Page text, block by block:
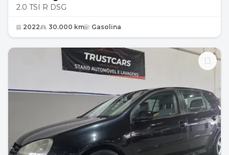
2.0 TSI R DSG
2022 30.000 km Gasolina